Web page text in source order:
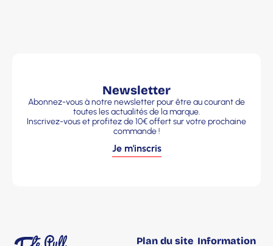
Newsletter
Abonnez-vous à notre newsletter pour être au courant de
toutes les actualités de la marque.
Inscrivez-vous et profitez de 10€ offert sur votre prochaine
commande !
Je m'inscris
Plan du site Information